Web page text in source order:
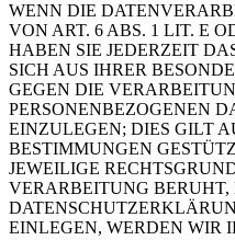
WENN DIE
VON ART. 6 ABS. 1 LIT. E
HABEN SIE JEDERZEIT
SICH AUS IHRER
GEGEN DIE
PERSONENBEZOGENEN
EINZULEGEN; DIES GILT
BESTIMMUNGEN
JEWEILIGE
VERARBEITUNG BERUHT,
EINLEGEN, WERDEN WIR